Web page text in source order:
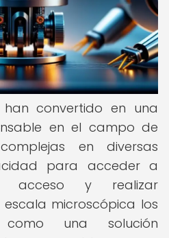
convertido en una
en el campo de
en diversas
para acceder a
acceso y realizar
microscópica los
una solución